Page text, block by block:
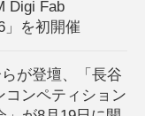
Digi Fab
」を初開催
が登壇、「長谷
コンペティション